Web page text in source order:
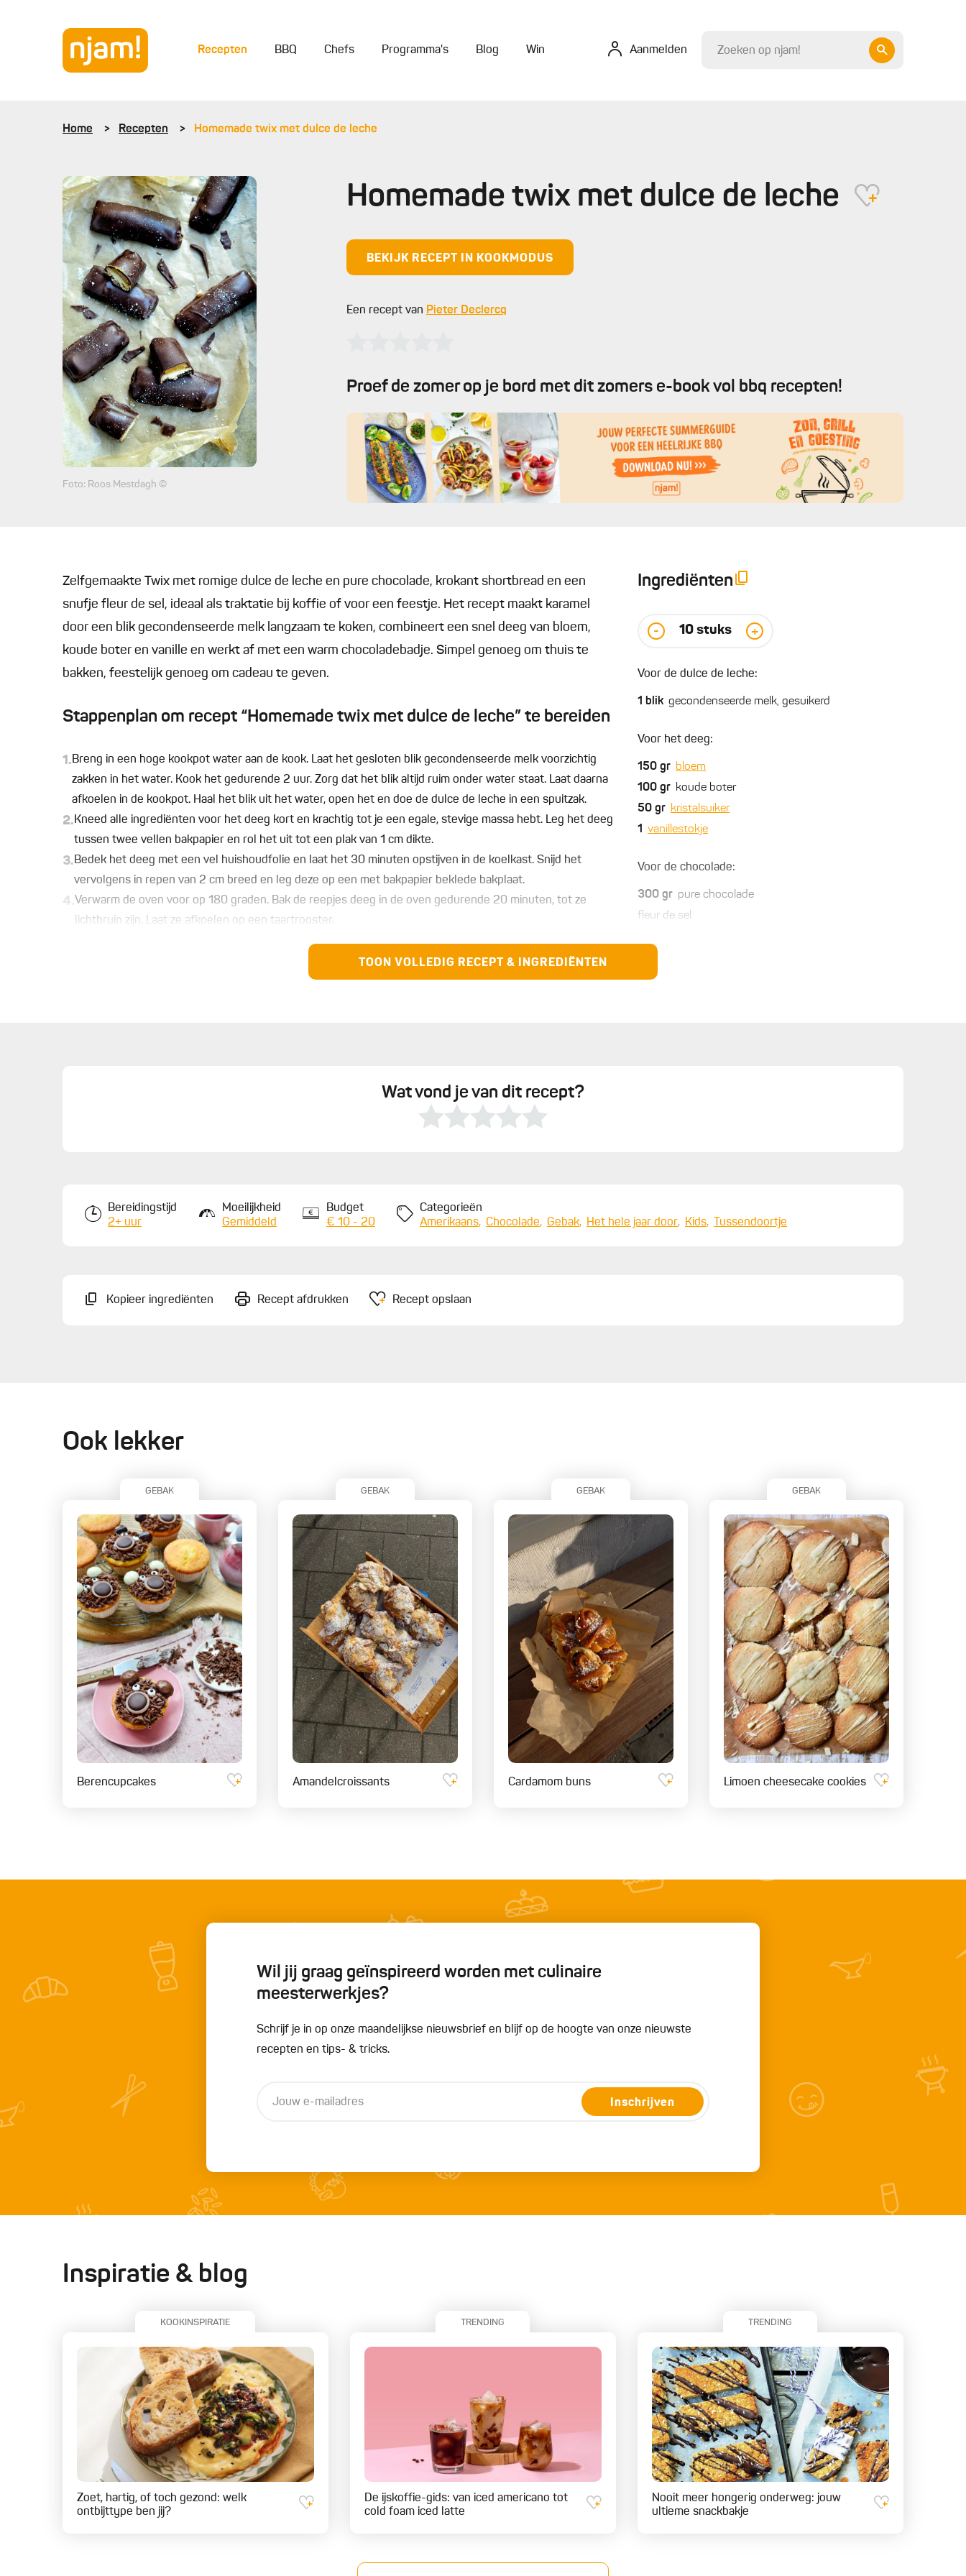
Recepten BBQ Chefs Programma's Blog Win Aanmelden
Home Recepten Homemade twix met dulce de leche
Foto: Roos Mestdagh ©
Homemade twix met dulce de leche
BEKIJK RECEPT IN KOOKMODUS
Een recept van Pieter Declercq
Proef de zomer op je bord met dit zomers e-book vol bbq recepten!
Ingrediënten
- 10 stuks +
Voor de dulce de leche:
1 blik gecondenseerde melk, gesuikerd
Voor het deeg:
150 gr bloem
100 gr koude boter
50 gr kristalsuiker
1 vanillestokje
Voor de chocolade:
300 gr pure chocolade
fleur de sel
Zelfgemaakte Twix met romige dulce de leche en pure chocolade, krokant shortbread en een
snufje fleur de sel, ideaal als traktatie bij koffie of voor een feestje. Het recept maakt karamel
door een blik gecondenseerde melk langzaam te koken, combineert een snel deeg van bloem,
koude boter en vanille en werkt af met een warm chocoladebadje. Simpel genoeg om thuis te
bakken, feestelijk genoeg om cadeau te geven.
Stappenplan om recept “Homemade twix met dulce de leche” te bereiden
1.Breng in een hoge kookpot water aan de kook. Laat het gesloten blik gecondenseerde melk voorzichtig
zakken in het water. Kook het gedurende 2 uur. Zorg dat het blik altijd ruim onder water staat. Laat daarna
afkoelen in de kookpot. Haal het blik uit het water, open het en doe de dulce de leche in een spuitzak.
2.Kneed alle ingrediënten voor het deeg kort en krachtig tot je een egale, stevige massa hebt. Leg het deeg
tussen twee vellen bakpapier en rol het uit tot een plak van 1 cm dikte.
3.Bedek het deeg met een vel huishoudfolie en laat het 30 minuten opstijven in de koelkast. Snijd het
vervolgens in repen van 2 cm breed en leg deze op een met bakpapier beklede bakplaat.
4.
Verwarm de oven voor op 180 graden. Bak de reepjes deeg in de oven gedurende 20 minuten, tot ze
lichtbruin zijn. Laat ze afkoelen op een taartrooster.
Smelt de chocolade au bain-marie. Meng optioneel met een eetlepel of drie mycryo voor een gladdere
Spuit op elk koekje wat dulce de leche. Strijk voorzichtig glad. Dompel de koekjes onder in de warme
TOON VOLLEDIG RECEPT & INGREDIËNTEN
Wat vond je van dit recept?
Bereidingstijd
2+ uur
Moeilijkheid
Gemiddeld
Budget
€ 10 - 20
Categorieën
Amerikaans
Chocolade Gebak Het hele jaar door Kids Tussendoortje
Kopieer ingrediënten Recept afdrukken Recept opslaan
Ook lekker
GEBAK
Berencupcakes
GEBAK
Amandelcroissants
GEBAK
Cardamom buns
GEBAK
Limoen cheesecake cookies
Wil jij graag geïnspireerd worden met culinaire
meesterwerkjes?
Schrijf je in op onze maandelijkse nieuwsbrief en blijf op de hoogte van onze nieuwste
recepten en tips- & tricks.
Inschrijven
Inspiratie & blog
KOOKINSPIRATIE
Zoet, hartig, of toch gezond: welk
ontbijttype ben jij?
TRENDING
De ijskoffie-gids: van iced americano tot
cold foam iced latte
TRENDING
Nooit meer hongerig onderweg: jouw
ultieme snackbakje